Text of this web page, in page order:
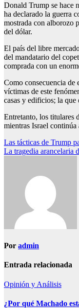
Donald Trump se hace
ha declarado la guerra
mostrada con alborozo
del dólar.
El país del libre
del mandatario del
comprada con un
Como consecuencia de
víctimas de este
casas y edificios; la que
Entretanto, los titulares
mientras Israel
Navegación
de
Las tácticas de Trump
La tragedia arancelaria
Por admin
Entrada relacionada
Opinión y Análisis
¿Por qué Machado